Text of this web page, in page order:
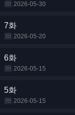
2026-05-30
7화
2026-05-20
6화
2026-05-15
5화
2026-05-15